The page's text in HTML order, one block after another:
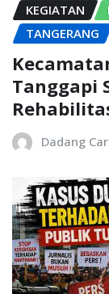
KEGIATAN
TANGERANG
Tanggapi
Dadang